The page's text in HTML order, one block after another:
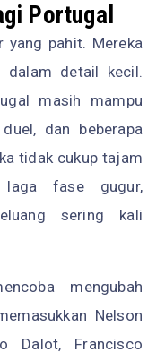
Portugal
yang pahit. Mereka
dalam detail kecil.
masih mampu
dan beberapa
tidak cukup tajam
fase gugur,
sering kali
mengubah
Nelson
Dalot, Francisco